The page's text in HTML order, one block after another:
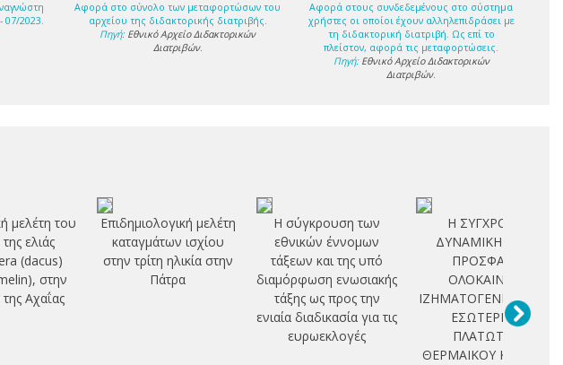
07/2023.
Αφορά στο σύνολο των μεταφορτώσων του
αρχείου της διδακτορικής διατριβής.
Πηγή: Εθνικό Αρχείο Διδακτορικών
Διατριβών.
Αφορά στους συνδεδεμένους στο σύστημα
χρήστες οι οποίοι έχουν αλληλεπιδράσει με
τη διδακτορική διατριβή. Ως επί το
πλείστον, αφορά τις μεταφορτώσεις.
Πηγή: Εθνικό Αρχείο Διδακτορικών
Διατριβών.
μελέτη του
ελιάς
(dacus)
στην
Αχαΐας
Επιδημιολογική μελέτη
καταγμάτων ισχίου
στην τρίτη ηλικία στην
Πάτρα
Η σύγκρουση των
εθνικών έννομων
τάξεων και της υπό
διαμόρφωση ενωσιακής
τάξης ως προς την
ενιαία διαδικασία για τις
ευρωεκλογές
Η ΣΥΓΧΡΟΝΗ
ΔΥΝΑΜΙΚΗ ΚΑΙ Η
ΠΡΟΣΦΑΤΗ
ΟΛΟΚΑΙΝΙΚΗ
ΙΖΗΜΑΤΟΓΕΝΕΣΗ ΣΤΟ
ΕΣΩΤΕΡΙΚΟ
ΠΛΑΤΩΤΟΥ
ΘΕΡΜΑΙΚΟΥ ΚΟΛΠΟΥ